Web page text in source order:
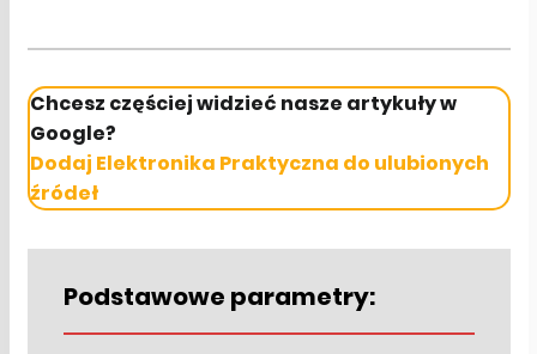
Chcesz częściej widzieć nasze artykuły w
Google?
Dodaj Elektronika Praktyczna do ulubionych
źródeł
Podstawowe parametry: